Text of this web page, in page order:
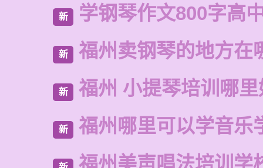
新 学钢琴作文800字高
新 福州卖钢琴的地方在
新 福州 小提琴培训哪
新 福州哪里可以学音乐
福州美声唱法培训学